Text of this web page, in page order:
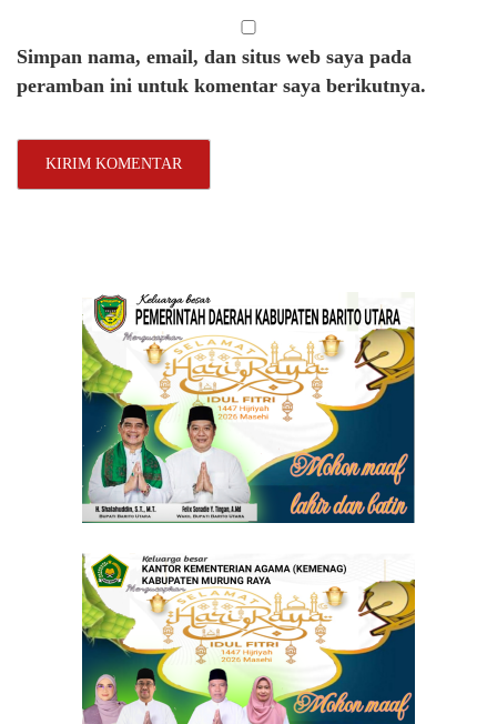
Simpan nama, email, dan situs web saya pada
peramban ini untuk komentar saya berikutnya.